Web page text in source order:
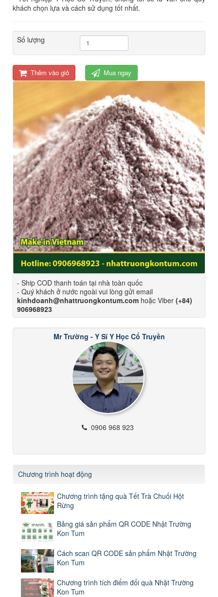
khách chọn lựa và cách sử dụng tốt nhất.
Số lượng
Thêm vào giỏ Mua ngay
- Ship COD thanh toán tại nhà toàn quốc
- Quý khách ở nước ngoài vui lòng gửi email
kinhdoanh@nhattruongkontum.com hoặc Viber (+84)
906968923
Mr Trường - Y Sĩ Y Học Cổ Truyền
0906 968 923
Chương trình hoạt động
Chương trình tặng quà Tết Trà Chuối Hột
Rừng
Bảng giá sản phẩm QR CODE Nhật Trường
Kon Tum
Cách scan QR CODE sản phẩm Nhật Trường
Kon Tum
Chương trình tích điểm đổi quà Nhật Trường
Kon Tum